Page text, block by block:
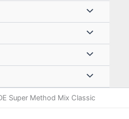
Super Method Mix Classic